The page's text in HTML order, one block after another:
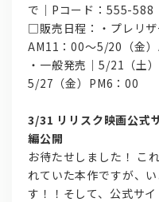
で｜Pコード：555-588
□販売日程：・プレリザ
AM11：00～5/20（金
・一般発売｜5/21（土
5/27（金）PM6：00
3/31 リリスク映画公式
編公開
お待たせしました！ こ
れていた本作ですが、
す！！そして、公式サイ